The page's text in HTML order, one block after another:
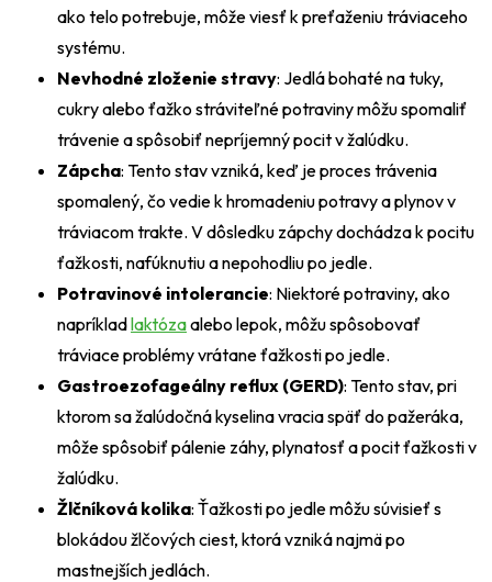
ako telo potrebuje, môže viesť k preťaženiu tráviaceho
systému.
Nevhodné zloženie stravy: Jedlá bohaté na tuky,
cukry alebo ťažko stráviteľné potraviny môžu spomaliť
trávenie a spôsobiť nepríjemný pocit v žalúdku.
Zápcha: Tento stav vzniká, keď je proces trávenia
spomalený, čo vedie k hromadeniu potravy a plynov v
tráviacom trakte. V dôsledku zápchy dochádza k pocitu
ťažkosti, nafúknutiu a nepohodliu po jedle.
Potravinové intolerancie: Niektoré potraviny, ako
napríkladlaktózaalebo lepok, môžu spôsobovať
tráviace problémy vrátane ťažkosti po jedle.
Gastroezofageálny reflux (GERD): Tento stav, pri
ktorom sa žalúdočná kyselina vracia späť do pažeráka,
môže spôsobiť pálenie záhy, plynatosť a pocit ťažkosti v
žalúdku.
Žlčníková kolika: Ťažkosti po jedle môžu súvisieť s
blokádou žlčových ciest, ktorá vzniká najmä po
mastnejších jedlách.